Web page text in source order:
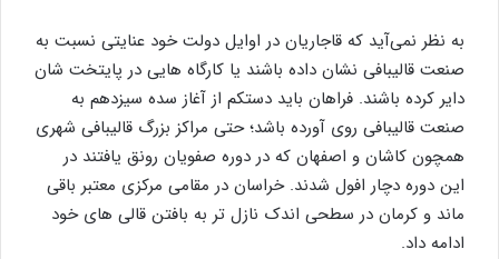
به نظر نمی‌آید که قاجاریان در اوایل دولت خود عنایتی نسبت به
صنعت قالیبافی نشان داده باشند یا کارگاه هایی در پایتخت شان
دایر کرده باشند. فراهان باید دستکم از آغاز سده سیزدهم به
صنعت قالیبافی روی آورده باشد؛ حتی مراکز بزرگ قالیبافی شهری
همچون کاشان و اصفهان که در دوره صفویان رونق یافتند در
این دوره دچار افول شدند. خراسان در مقامی مرکزی معتبر باقی
ماند و کرمان در سطحی اندک نازل تر به بافتن قالی های خود
ادامه داد.